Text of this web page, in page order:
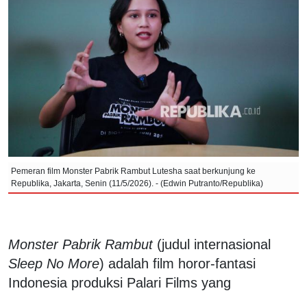
Pemeran film Monster Pabrik Rambut Lutesha saat berkunjung ke
Republika, Jakarta, Senin (11/5/2026). - (Edwin Putranto/Republika)
Monster Pabrik Rambut (judul internasional
Sleep No More) adalah film horor-fantasi
Indonesia produksi Palari Films yang